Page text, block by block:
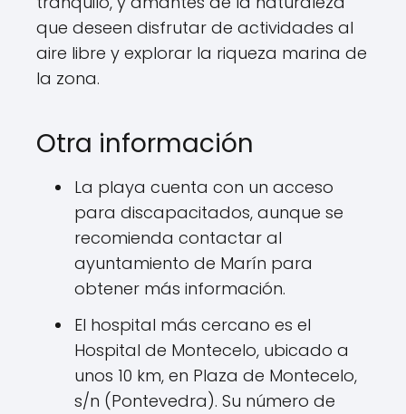
que deseen disfrutar de actividades al
aire libre y explorar la riqueza marina de
la zona.
Otra información
La playa cuenta con un acceso
para discapacitados, aunque se
recomienda contactar al
ayuntamiento de Marín para
obtener más información.
El hospital más cercano es el
Hospital de Montecelo, ubicado a
unos 10 km, en Plaza de Montecelo,
s/n (Pontevedra). Su número de